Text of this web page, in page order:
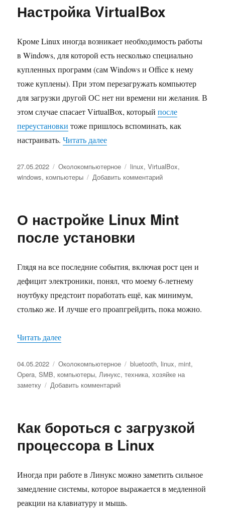
в
Настройка VirtualBox
Кроме Linux иногда возникает необходимость работы
в Windows, для которой есть несколько специально
купленных программ (сам Windows и Office к нему
тоже куплены). При этом перезагружать компьютер
для загрузки другой ОС нет ни времени ни желания. В
этом случае спасает VirtualBox, которыйпосле
переустановки тоже пришлось вспоминать, как
настраивать.Читать далее
Опубликовано
27.05.2022 Рубрики
Околокомпьютерное Метки
linux,VirtualBox,
windows, компьютеры Добавить комментарий
О настройке Linux Mint
после установки
Глядя на все последние события, включая рост цен и
дефицит электроники, понял, что моему 6-летнему
ноутбуку предстоит поработать ещё, как минимум,
столько же. И лучше его проапгрейдить, пока можно.
Читать далее
Опубликовано
04.05.2022 Рубрики
Околокомпьютерное Метки
bluetooth, linux, mint,
Opera,SMB, компьютеры,Линукс,техника,хозяйке на
заметку
Добавить комментарий
Linux
Mint
после
Как бороться с загрузкой
процессора в Linux
Иногда при работе в Линукс можно заметить сильное
замедление системы, которое выражается в медленной
реакции на клавиатуру и мышь.